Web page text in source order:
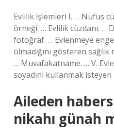
Evlilik İşlemleri I. … Nüfus
örneği. … Evlilik cüzdanı. …
fotoğraf. … Evlenmeye
olmadığını gösteren
… Muvafakatname. … V.
soyadını kullanmak isteyen
Aileden
nikahı günah